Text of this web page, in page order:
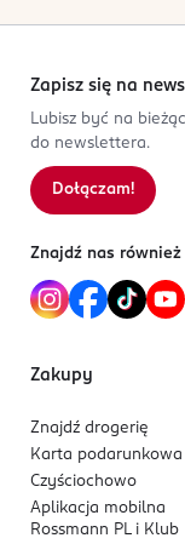
Zapisz się na
Lubisz być na
do newslettera.
Dołączam!
Znajdź nas również
Zakupy
Znajdź drogerię
Karta podarunkowa
Czyściochowo
Aplikacja mobilna
Rossmann PL i Klub